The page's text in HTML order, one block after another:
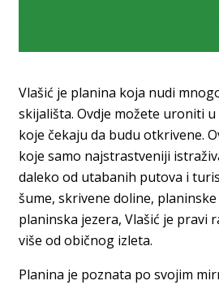
Vlašić je planina koja nudi
skijališta. Ovdje možete uroniti
koje čekaju da budu otkrivene.
koje samo najstrastveniji
daleko od utabanih putova i
šume, skrivene doline,
planinska jezera, Vlašić je pravi
više od običnog izleta.
Planina je poznata po svojim